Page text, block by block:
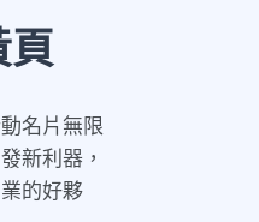
頁
名片無限
新利器，
的好夥